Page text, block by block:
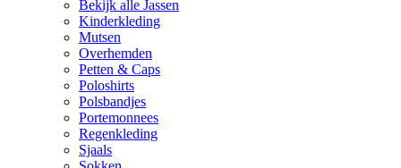
Bekijk alle Jassen
Kinderkleding
Mutsen
Overhemden
Petten & Caps
Poloshirts
Polsbandjes
Portemonnees
Regenkleding
Sjaals